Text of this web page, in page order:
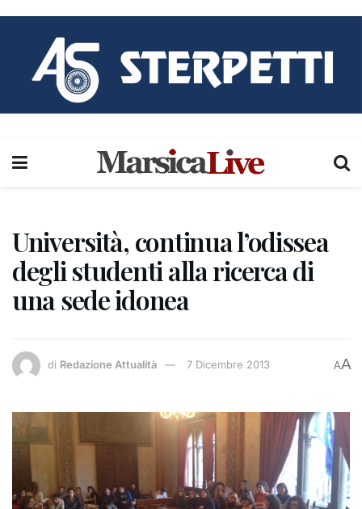
Università, continua l’odissea
degli studenti alla ricerca di
una sede idonea
di Redazione Attualità 7 Dicembre 2013 AA